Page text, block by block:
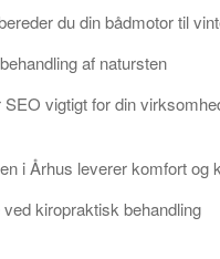
du din bådmotor til
af natursten
SEO vigtigt for din
i Århus leverer komfort og
ved kiropraktisk behandling